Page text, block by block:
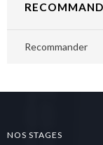
Recommander
NOS STAGES